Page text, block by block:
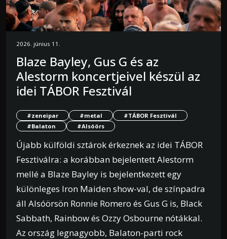
2026. június 11.
Blaze Bayley, Gus G és az
Alestorm koncertjeivel készül az
idei TÁBOR Fesztivál
#zeneipar #metal
#TÁBOR Fesztivál
#Balaton
#Alsóörs
Újabb külföldi sztárok érkeznek az idei TÁBOR
Fesztiválra: a korábban bejelentett Alestorm
mellé a Blaze Bayley is bejelentkezett egy
különleges Iron Maiden show-val, de színpadra
áll Alsóörsön Ronnie Romero és Gus G is, Black
Sabbath, Rainbow és Ozzy Osbourne nótákkal.
Az ország legnagyobb, Balaton-parti rock